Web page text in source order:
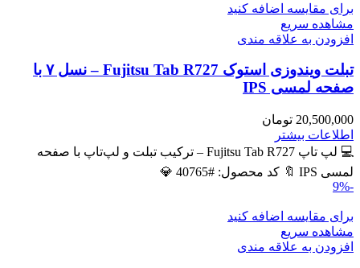
برای مقایسه اضافه کنید
مشاهده سریع
افزودن به علاقه مندی
تبلت ویندوزی استوک Fujitsu Tab R727 – نسل ۷ با
صفحه لمسی IPS
20,500,000 تومان
اطلاعات بیشتر
💻 لپ تاپ Fujitsu Tab R727 – ترکیب تبلت و لپ‌تاپ با صفحه
لمسی IPS 🔖 کد محصول: #40765 💎
-9%
برای مقایسه اضافه کنید
مشاهده سریع
افزودن به علاقه مندی